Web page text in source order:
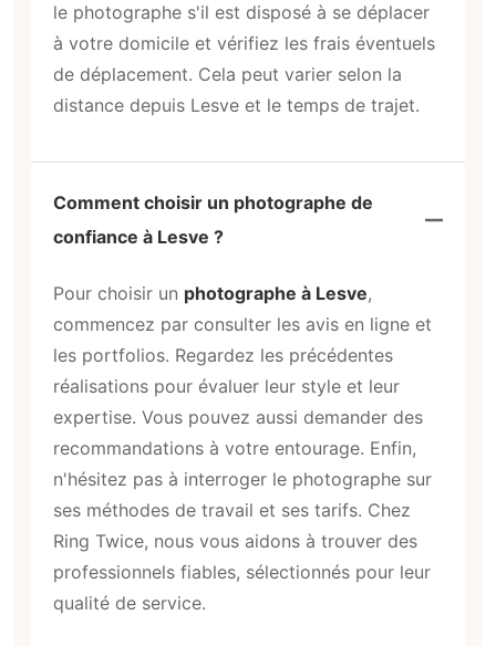
le photographe s'il est disposé à se déplacer
à votre domicile et vérifiez les frais éventuels
de déplacement. Cela peut varier selon la
distance depuis Lesve et le temps de trajet.
Comment choisir un photographe de
confiance à Lesve ?
Pour choisir un photographe à Lesve,
commencez par consulter les avis en ligne et
les portfolios. Regardez les précédentes
réalisations pour évaluer leur style et leur
expertise. Vous pouvez aussi demander des
recommandations à votre entourage. Enfin,
n'hésitez pas à interroger le photographe sur
ses méthodes de travail et ses tarifs. Chez
Ring Twice, nous vous aidons à trouver des
professionnels fiables, sélectionnés pour leur
qualité de service.